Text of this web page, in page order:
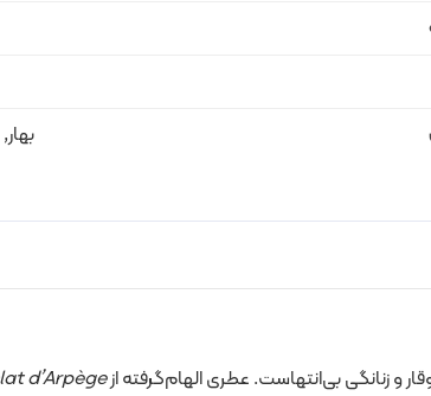
و زنانگی بی‌انتهاست. عطری الهام‌گرفته ازd’Arpège